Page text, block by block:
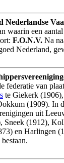
Nederlandse
waarin een aantal
F.O.N.V. Na
Nederland,
federatie van
te Giekerk
(1909). In
uit
Sneek (1912),
en Harlingen